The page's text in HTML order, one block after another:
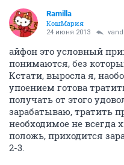
Ramilla
КошМария
24 июня 2013
айфон это условный
понимаются, без
Кстати, выросла я,
упоением готова
получать от этого
зарабатываю, тратить
необходимое не всегда
положь, приходится
2-3.